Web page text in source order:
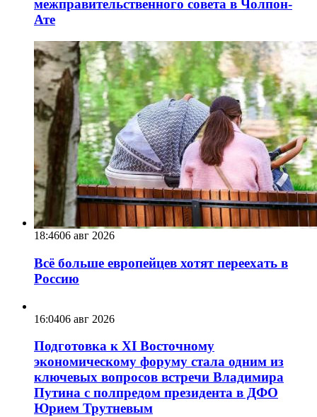
межправительственного совета в Чолпон-
Ате
18:4606 авг 2026
Всё больше европейцев хотят переехать в
Россию
16:0406 авг 2026
Подготовка к XI Восточному
экономическому форуму стала одним из
ключевых вопросов встречи Владимира
Путина с полпредом президента в ДФО
Юрием Трутневым